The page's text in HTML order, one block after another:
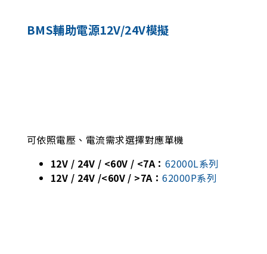
BMS輔助電源12V/24V模擬
可依照電壓、電流需求選擇對應單機
12V / 24V / <60V / <7A： 62000L系列
12V / 24V /<60V / >7A：62000P系列